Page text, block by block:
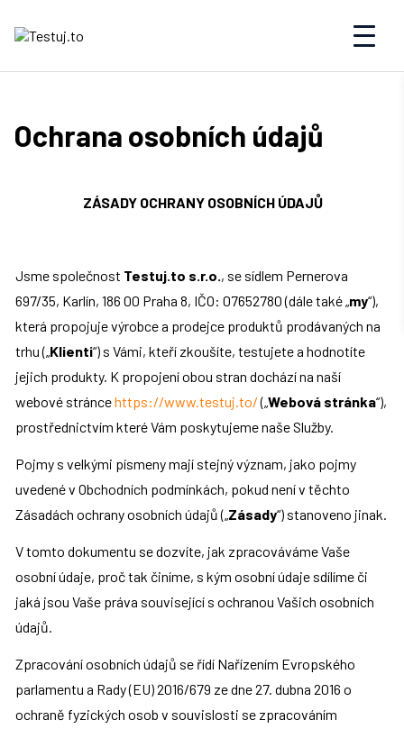
Ochrana osobních údajů
ZÁSADY OCHRANY OSOBNÍCH ÚDAJŮ
Jsme společnost Testuj.to s.r.o., se sídlem Pernerova
697/35, Karlín, 186 00 Praha 8, IČO: 07652780 (dále také „my“),
která propojuje výrobce a prodejce produktů prodávaných na
trhu („Klienti“) s Vámi, kteří zkoušíte, testujete a hodnotíte
jejich produkty. K propojení obou stran dochází na naší
webové stránce https://www.testuj.to/ („Webová stránka“),
prostřednictvím které Vám poskytujeme naše Služby.
Pojmy s velkými písmeny mají stejný význam, jako pojmy
uvedené v Obchodních podmínkách, pokud není v těchto
Zásadách ochrany osobních údajů („Zásady“) stanoveno jinak.
V tomto dokumentu se dozvíte, jak zpracováváme Vaše
osobní údaje, proč tak činíme, s kým osobní údaje sdílíme či
jaká jsou Vaše práva související s ochranou Vašich osobních
údajů.
Zpracování osobních údajů se řídí Nařízením Evropského
parlamentu a Rady (EU) 2016/679 ze dne 27. dubna 2016 o
ochraně fyzických osob v souvislosti se zpracováním